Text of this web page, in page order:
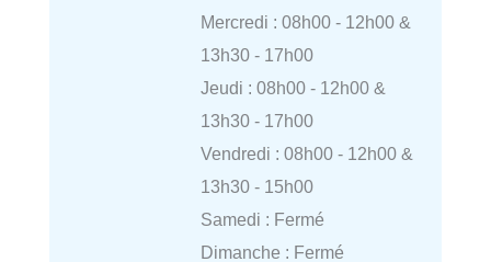
Mercredi : 08h00 - 12h00 &
13h30 - 17h00
Jeudi : 08h00 - 12h00 &
13h30 - 17h00
Vendredi : 08h00 - 12h00 &
13h30 - 15h00
Samedi : Fermé
Dimanche : Fermé